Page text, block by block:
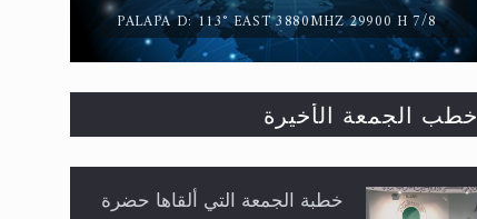
PALAPA D: 113° EAST 3880MHZ 29900 H 7/8
خطب الجمعة الأخيرة
خطبة الجمعة التي ألقاها حضرة